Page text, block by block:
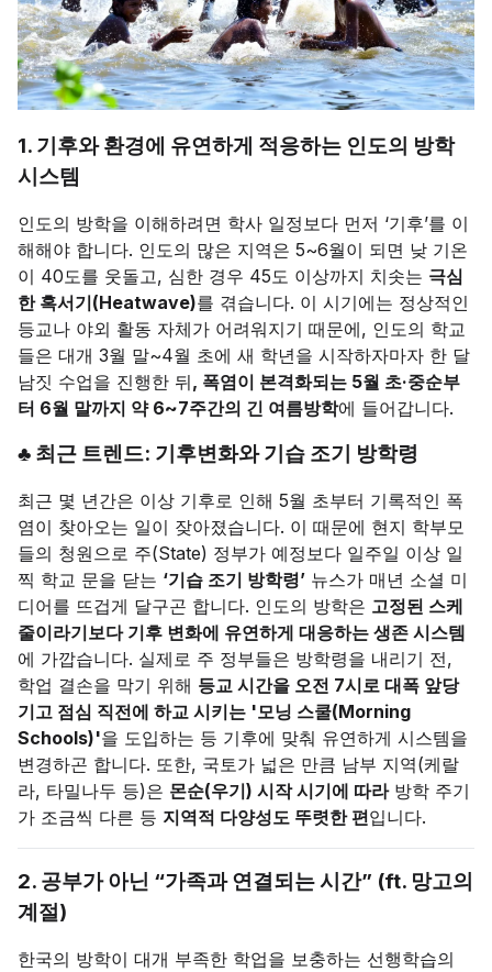
1. 기후와 환경에 유연하게 적응하는 인도의 방학
시스템
인도의 방학을 이해하려면 학사 일정보다 먼저 ‘기후’를 이
해해야 합니다. 인도의 많은 지역은 5~6월이 되면 낮 기온
이 40도를 웃돌고, 심한 경우 45도 이상까지 치솟는 극심
한 혹서기(Heatwave)를 겪습니다. 이 시기에는 정상적인
등교나 야외 활동 자체가 어려워지기 때문에, 인도의 학교
들은 대개 3월 말~4월 초에 새 학년을 시작하자마자 한 달
남짓 수업을 진행한 뒤, 폭염이 본격화되는 5월 초·중순부
터 6월 말까지 약 6~7주간의 긴 여름방학에 들어갑니다.
♣ 최근 트렌드: 기후변화와 기습 조기 방학령
최근 몇 년간은 이상 기후로 인해 5월 초부터 기록적인 폭
염이 찾아오는 일이 잦아졌습니다. 이 때문에 현지 학부모
들의 청원으로 주(State) 정부가 예정보다 일주일 이상 일
찍 학교 문을 닫는 ‘기습 조기 방학령’ 뉴스가 매년 소셜 미
디어를 뜨겁게 달구곤 합니다. 인도의 방학은 고정된 스케
줄이라기보다 기후 변화에 유연하게 대응하는 생존 시스템
에 가깝습니다. 실제로 주 정부들은 방학령을 내리기 전,
학업 결손을 막기 위해 등교 시간을 오전 7시로 대폭 앞당
기고 점심 직전에 하교 시키는 '모닝 스쿨(Morning
Schools)'을 도입하는 등 기후에 맞춰 유연하게 시스템을
변경하곤 합니다. 또한, 국토가 넓은 만큼 남부 지역(케랄
라, 타밀나두 등)은 몬순(우기) 시작 시기에 따라방학 주기
가 조금씩 다른 등 지역적 다양성도 뚜렷한 편입니다.
2. 공부가 아닌 “가족과 연결되는 시간” (ft. 망고의
계절)
한국의 방학이 대개 부족한 학업을 보충하는 선행학습의